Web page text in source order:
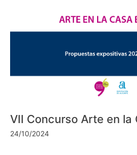
VII Concurso Arte en la
24/10/2024